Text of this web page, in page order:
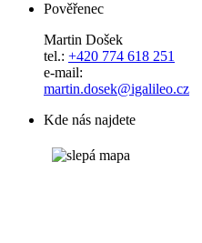
Pověřenec
Martin Došek
tel.: +420 774 618 251
e-mail:
​​​​​​​martin.dosek@igalileo.cz
Kde nás najdete